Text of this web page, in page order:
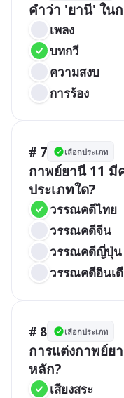
คำว่า 'ยานี' ใน
เพลง
บทกวี
ความสงบ
การร้อง
# 7 เลือกประเภท
กาพย์ยานี 11
ประเภทใด?
วรรณคดีไทย
วรรณคดีจีน
วรรณคดีญี่ปุ่น
วรรณคดีอินเ
# 8 เลือกประเภท
การแต่งกาพย์ย
หลัก?
เสียงสระ